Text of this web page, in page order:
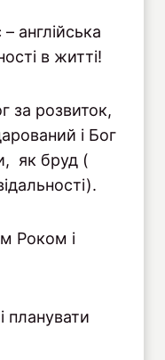
англійська
в житті!
за розвиток,
і Бог
як бруд (
Роком і
планувати